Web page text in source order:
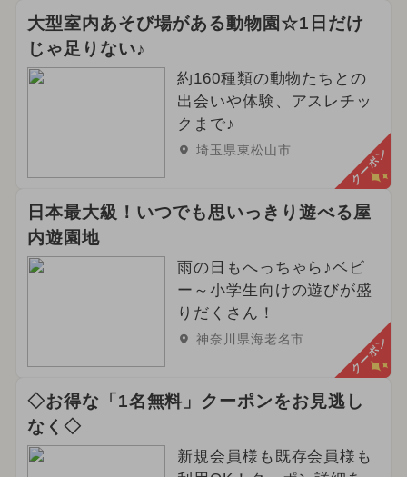
大型室内あそび場がある動物園☆1日だけ
じゃ足りない♪
約160種類の動物たちとの
出会いや体験、アスレチッ
クまで♪
埼玉県東松山市 クーポン
日本最大級！いつでも思いっきり遊べる屋
内遊園地
雨の日もへっちゃら♪ベビ
ー～小学生向けの遊びが盛
りだくさん！
神奈川県海老名市 クーポン
◇お得な「1名無料」クーポンをお見逃し
なく◇
新規会員様も既存会員様も